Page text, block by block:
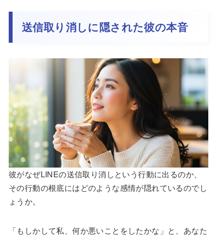
送信取り消しに隠された彼の本音
彼がなぜLINEの送信取り消しという行動に出るのか、
その行動の根底にはどのような感情が隠れているのでし
ょうか。
「もしかして私、何か悪いことをしたかな」と、あなた